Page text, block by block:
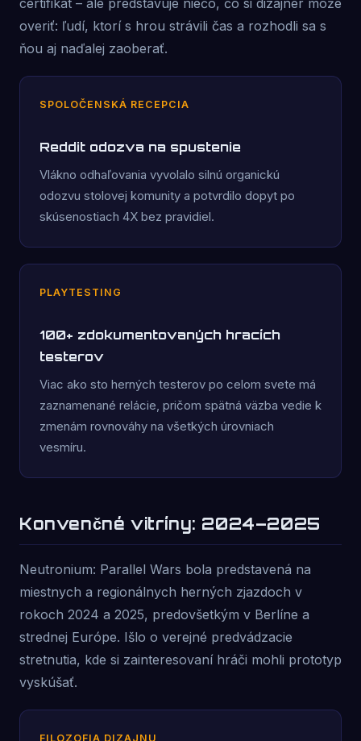
certifikát – ale predstavuje niečo, čo si dizajnér môže
overiť: ľudí, ktorí s hrou strávili čas a rozhodli sa s
ňou aj naďalej zaoberať.
SPOLOČENSKÁ RECEPCIA
Reddit odozva na spustenie
Vlákno odhaľovania vyvolalo silnú organickú
odozvu stolovej komunity a potvrdilo dopyt po
skúsenostiach 4X bez pravidiel.
PLAYTESTING
100+ zdokumentovaných hracích
testerov
Viac ako sto herných testerov po celom svete má
zaznamenané relácie, pričom spätná väzba vedie k
zmenám rovnováhy na všetkých úrovniach
vesmíru.
Konvenčné vitríny: 2024–2025
Neutronium: Parallel Wars bola predstavená na
miestnych a regionálnych herných zjazdoch v
rokoch 2024 a 2025, predovšetkým v Berlíne a
strednej Európe. Išlo o verejné predvádzacie
stretnutia, kde si zainteresovaní hráči mohli prototyp
vyskúšať.
FILOZOFIA DIZAJNU